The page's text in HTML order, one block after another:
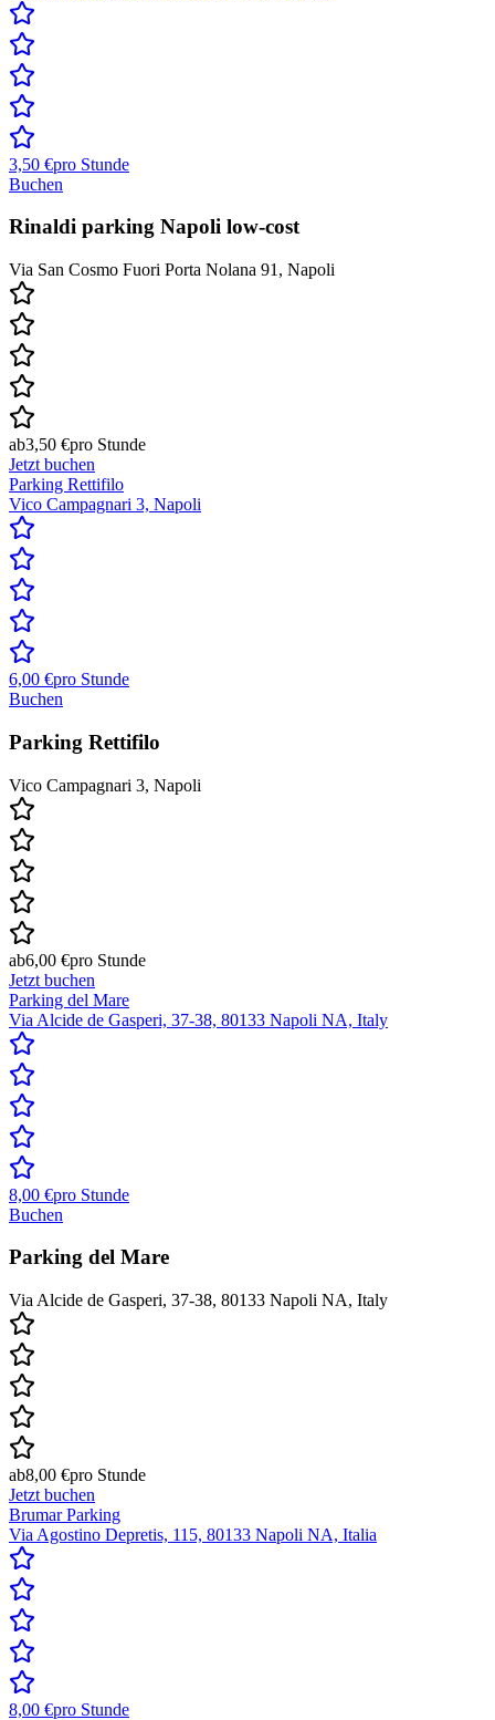
3,50 €pro Stunde
Buchen
Rinaldi parking Napoli low-cost
Via San Cosmo Fuori Porta Nolana 91, Napoli
ab3,50 €pro Stunde
Jetzt buchen
Parking Rettifilo
Vico Campagnari 3, Napoli
6,00 €pro Stunde
Buchen
Parking Rettifilo
Vico Campagnari 3, Napoli
ab6,00 €pro Stunde
Jetzt buchen
Parking del Mare
Via Alcide de Gasperi, 37-38, 80133 Napoli NA, Italy
8,00 €pro Stunde
Buchen
Parking del Mare
Via Alcide de Gasperi, 37-38, 80133 Napoli NA, Italy
ab8,00 €pro Stunde
Jetzt buchen
Brumar Parking
Via Agostino Depretis, 115, 80133 Napoli NA, Italia
8,00 €pro Stunde